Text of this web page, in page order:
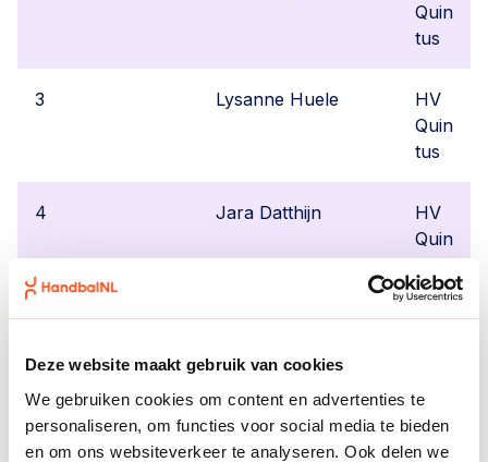
Deze website maakt gebruik van cookies
We gebruiken cookies om content en advertenties te
personaliseren, om functies voor social media te bieden
en om ons websiteverkeer te analyseren. Ook delen we
Quin
tus
3 Lysanne Huele
HV
Quin
tus
4 Jara Datthijn
HV
Quin
tus
5 Alysa Korterink
Zwa
Kwie
k